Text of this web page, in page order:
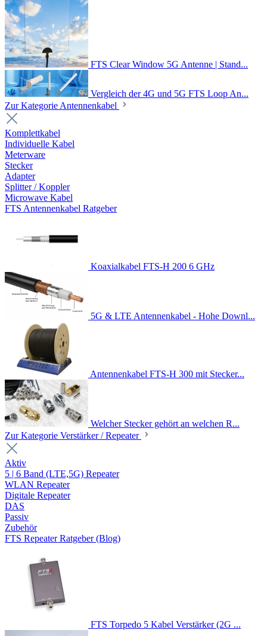
FTS Clear Window 5G Antenne | Stand...
Vergleich der 4G und 5G FTS Loop An...
Zur Kategorie Antennenkabel
Komplettkabel
Individuelle Kabel
Meterware
Stecker
Adapter
Splitter / Koppler
Microwave Kabel
FTS Antennenkabel Ratgeber
Koaxialkabel FTS-H 200 6 GHz
5G & LTE Antennenkabel - Hohe Downl...
Antennenkabel FTS-H 300 mit Stecker...
Welcher Stecker gehört an welchen R...
Zur Kategorie Verstärker / Repeater
Aktiv
5 | 6 Band (LTE,5G) Repeater
WLAN Repeater
Digitale Repeater
DAS
Passiv
Zubehör
FTS Repeater Ratgeber (Blog)
FTS Torpedo 5 Kabel Verstärker (2G ...